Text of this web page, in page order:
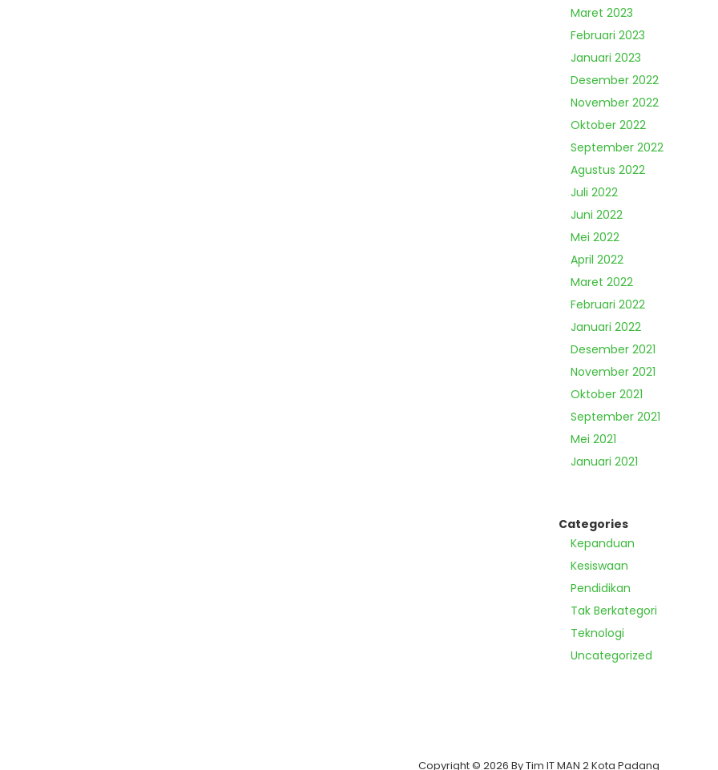
Maret 2023
Februari 2023
Januari 2023
Desember 2022
November 2022
Oktober 2022
September 2022
Agustus 2022
Juli 2022
Juni 2022
Mei 2022
April 2022
Maret 2022
Februari 2022
Januari 2022
Desember 2021
November 2021
Oktober 2021
September 2021
Mei 2021
Januari 2021
Categories
Kepanduan
Kesiswaan
Pendidikan
Tak Berkategori
Teknologi
Uncategorized
Copyright © 2026 By Tim IT MAN 2 Kota Padang